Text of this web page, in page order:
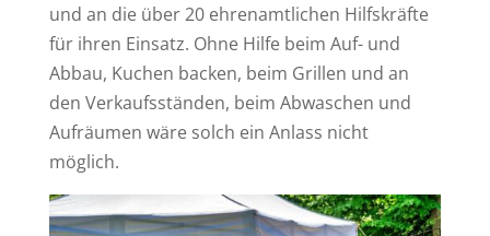
und an die über 20 ehrenamtlichen Hilfskräfte
für ihren Einsatz. Ohne Hilfe beim Auf- und
Abbau, Kuchen backen, beim Grillen und an
den Verkaufsständen, beim Abwaschen und
Aufräumen wäre solch ein Anlass nicht
möglich.